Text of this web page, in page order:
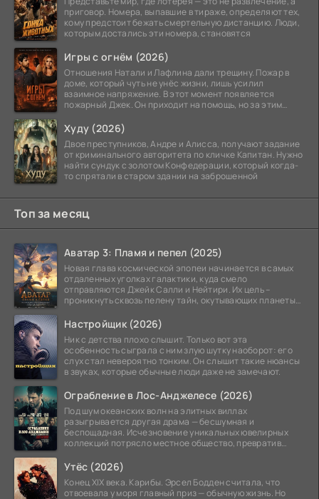
приговор. Номера, выпавшие в тираже, определяют тех,
кому предстоит бежать смертельную дистанцию. Люди,
которым достались эти номера, становятся
Игры с огнём (2026)
Отношения Натали и Лафлина дали трещину. Пожар в
доме, который чуть не унёс жизни, лишь усилил
взаимное напряжение. В этот момент появляется
пожарный Джек. Он приходит на помощь, но за этим
Худу (2026)
Двое преступников, Андре и Алисса, получают задание
от криминального авторитета по кличке Капитан. Нужно
найти сундук с золотом Конфедерации, который когда-
то спрятали в старом здании на заброшенной
Топ за месяц
Аватар 3: Пламя и пепел (2025)
Новая глава космической эпопеи начинается в самых
отдаленных уголках галактики, куда смело
отправляются Джейк Салли и Нейтири. Их цель –
проникнуть сквозь пелену тайн, окутывающих планеты
Настройщик (2026)
Ник с детства плохо слышит. Только вот эта
особенность сыграла с ним злую шутку наоборот: его
слух стал невероятно тонким. Он слышит такие нюансы
в звуках, которые обычные люди даже не замечают.
Ограбление в Лос-Анджелесе (2026)
Под шум океанских волн на элитных виллах
разыгрывается другая драма — бесшумная и
беспощадная. Исчезновение уникальных ювелирных
коллекций потрясло местное общество, превратив
Утёс (2026)
Конец XIX века. Карибы. Эрсел Бодден считала, что
отвоевала у моря главный приз — обычную жизнь. Но